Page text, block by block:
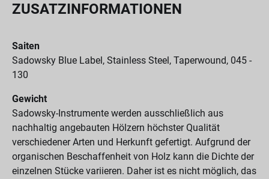
ZUSATZINFORMATIONEN
Saiten
Sadowsky Blue Label, Stainless Steel, Taperwound, 045 -
130
Gewicht
Sadowsky-Instrumente werden ausschließlich aus
nachhaltig angebauten Hölzern höchster Qualität
verschiedener Arten und Herkunft gefertigt. Aufgrund der
organischen Beschaffenheit von Holz kann die Dichte der
einzelnen Stücke variieren. Daher ist es nicht möglich, das